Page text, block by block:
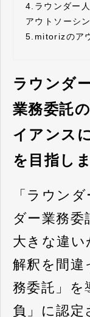
4. ラウンダー
アウトソーシ
5. mitorizのア
ラウンダ
業務委託
イアンス
を目指し
「ラウン
ダー業務
大きな違い
解釈を間違
務委託」を
負」に認定